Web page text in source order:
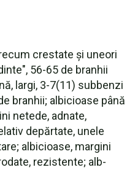
crestate și uneori
56-65 de branhii
largi, 3-7(11) subbenzi
branhii; albicioase până
netede, adnate,
depărtate, unele
albicioase, margini
rezistente; alb-